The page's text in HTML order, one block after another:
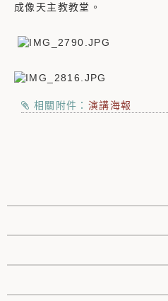
成像天主教教堂。
相關附件： 演講海報